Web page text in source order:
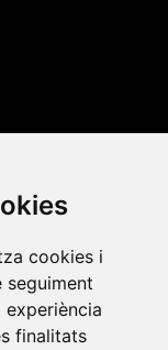
cookies i
finalitats